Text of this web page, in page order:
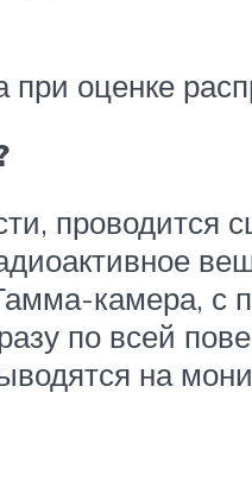
оценке
проводится
камера,
по всей
на